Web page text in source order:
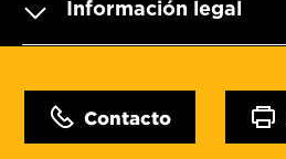
Información legal
Contacto